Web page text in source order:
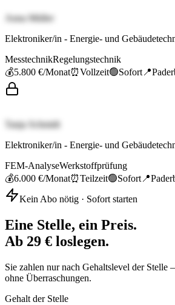
Anna Müller
Elektroniker/in - Energie- und
MesstechnikRegelungstechnik
💰5.800 €/Monat⏰Vollzeit🟢Sofort 📍
Tanja Schmidt
Elektroniker/in - Energie- und
FEM-AnalyseWerkstoffprüfung
💰6.000 €/Monat⏰Teilzeit🟢Sofort 📍
Kein Abo nötig · Sofort starten
Eine Stelle, ein Preis.
Ab 29 € loslegen.
Sie zahlen nur nach Gehaltslevel der
ohne Überraschungen.
Gehalt der Stelle